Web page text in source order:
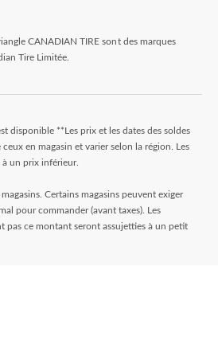
CANADIAN TIRE sont des marques
Tire Limitée.
disponible **Les prix et les dates des soldes
en magasin et varier selon la région. Les
un prix inférieur.
Certains magasins peuvent exiger
pour commander (avant taxes). Les
pas ce montant seront assujetties à un petit